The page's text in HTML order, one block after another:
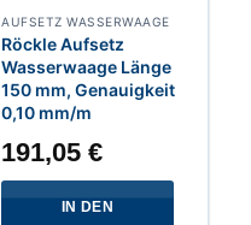
AUFSETZ WASSERWAAGE
Röckle Aufsetz
Wasserwaage Länge
150 mm, Genauigkeit
0,10 mm/m
191,05€
IN DEN